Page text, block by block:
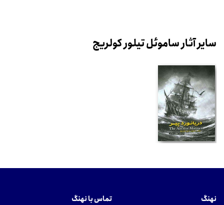
سایر آثار ساموئل تیلور کولریج
نهنگ تماس با نهنگ